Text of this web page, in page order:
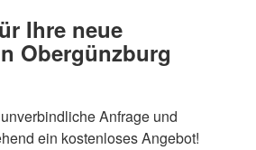
Ihre neue
Obergünzburg
Anfrage und
ein kostenloses Angebot!